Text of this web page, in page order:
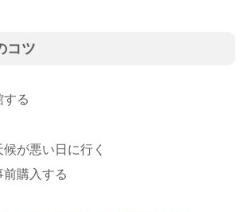
コツ
する
が悪い日に行く
購入する